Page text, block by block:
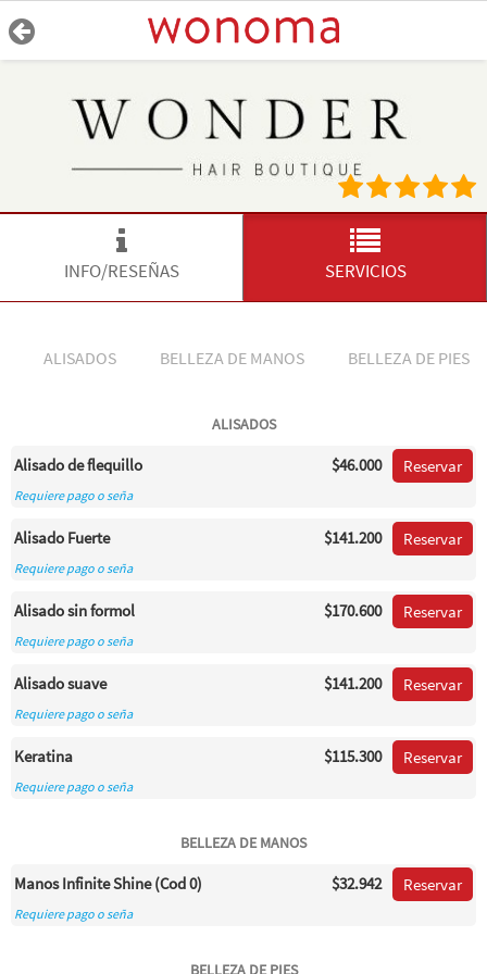
INFO/RESEÑAS SERVICIOS
ALISADOS BELLEZA DE MANOS BELLEZA DE PIES
ALISADOS
Alisado de flequillo $46.000 Reservar
Requiere pago o seña
Alisado Fuerte $141.200 Reservar
Requiere pago o seña
Alisado sin formol $170.600 Reservar
Requiere pago o seña
Alisado suave $141.200 Reservar
Requiere pago o seña
Keratina $115.300 Reservar
Requiere pago o seña
BELLEZA DE MANOS
Manos Infinite Shine (Cod 0) $32.942 Reservar
Requiere pago o seña
BELLEZA DE PIES